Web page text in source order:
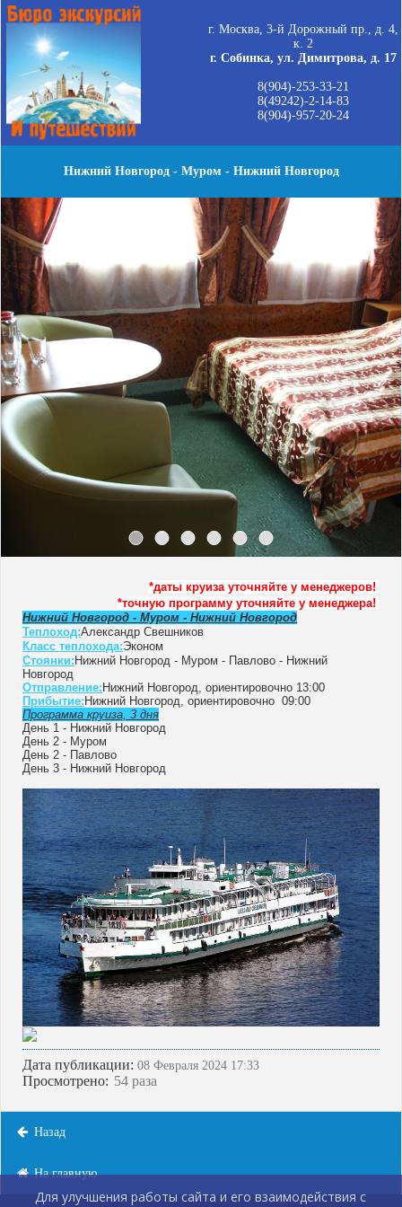
г. Москва, 3-й Дорожный пр., д. 4,
к. 2
г. Собинка, ул. Димитрова, д. 17
8(904)-253-33-21
8(49242)-2-14-83
8(904)-957-20-24
Нижний Новгород - Муром - Нижний Новгород
*даты круиза уточняйте у менеджеров!
*точную программу уточняйте у менеджера!
Нижний Новгород - Муром - Нижний Новгород
Теплоход:Александр Свешников
Класс теплохода:Эконом
Стоянки: Нижний Новгород - Муром - Павлово - Нижний
Новгород
Отправление: Нижний Новгород, ориентировочно 13:00
Прибытие: Нижний Новгород, ориентировочно 09:00
Программа круиза, 3 дня
День 1 - Нижний Новгород
День 2 - Муром
День 2 - Павлово
День 3 - Нижний Новгород
Дата публикации: 08 Февраля 2024 17:33
Просмотрено: 54 раза
Назад
На главную
Для улучшения работы сайта и его взаимодействия с